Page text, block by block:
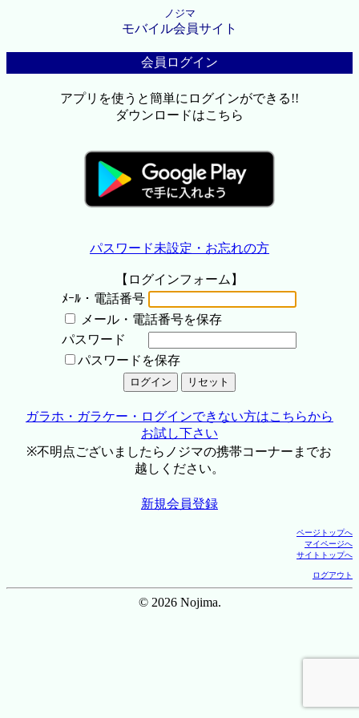
ノジマ
モバイル会員サイト
会員ログイン
アプリを使うと簡単にログインができる!!
ダウンロードはこちら
パスワード未設定・お忘れの方
【ログインフォーム】
ﾒｰﾙ・電話番号
メール・電話番号を保存
パスワード
パスワードを保存
ガラホ・ガラケー・ログインできない方はこちらから
お試し下さい
※不明点ございましたらノジマの携帯コーナーまでお
越しください。
新規会員登録
ページトップへ
マイページへ
サイトトップへ
ログアウト
© 2026 Nojima.